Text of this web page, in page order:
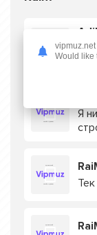
Я
Я
vipmuz.net
Would like